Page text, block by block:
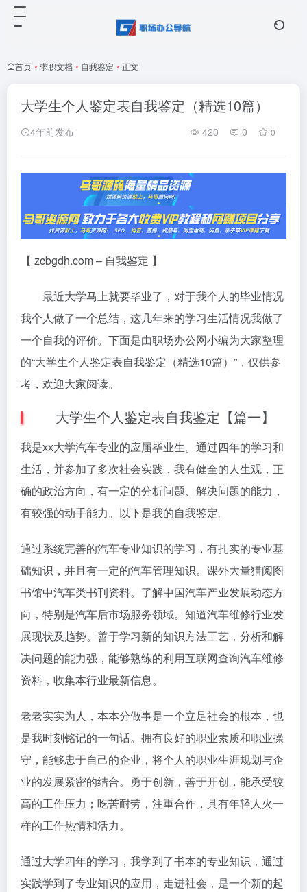
首页 • 求职文档 • 自我鉴定 • 正文
大学生个人鉴定表自我鉴定（精选10篇）
4年前发布 420 0 0
【 zcbgdh.com – 自我鉴定 】
最近大学马上就要毕业了，对于我个人的毕业情况
我个人做了一个总结，这几年来的学习生活情况我做了
一个自我的评价。下面是由职场办公网小编为大家整理
的“大学生个人鉴定表自我鉴定（精选10篇）”，仅供参
考，欢迎大家阅读。
大学生个人鉴定表自我鉴定【篇一】
我是xx大学汽车专业的应届毕业生。通过四年的学习和
生活，并参加了多次社会实践，我有健全的人生观，正
确的政治方向，有一定的分析问题、解决问题的能力，
有较强的动手能力。以下是我的自我鉴定。
通过系统完善的汽车专业知识的学习，有扎实的专业基
础知识，并且有一定的汽车管理知识。课外大量猎阅图
书馆中汽车类书刊资料。了解中国汽车产业发展动态方
向，特别是汽车后市场服务领域。知道汽车维修行业发
展现状及趋势。善于学习新的知识方法工艺，分析和解
决问题的能力强，能够熟练的利用互联网查询汽车维修
资料，收集本行业最新信息。
老老实实为人，本本分做事是一个立足社会的根本，也
是我时刻铭记的一句话。拥有良好的职业素质和职业操
守，能够忠于自己的企业，将个人的职业生涯规划与企
业的发展紧密的结合。勇于创新，善于开创，能承受较
高的工作压力；吃苦耐劳，注重合作，具有年轻人火一
样的工作热情和活力。
通过大学四年的学习，我学到了书本的专业知识，通过
实践学到了专业知识的应用，走进社会，是一个新的起